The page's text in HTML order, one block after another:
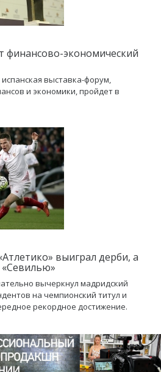
финансово-экономический
выставка-форум,
и экономики, пройдет в
выиграл дерби, а
«Севилью»
вычеркнул мадридский
на чемпионский титул и
рекордное достижение.